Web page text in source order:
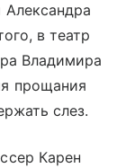
в театр
Владимира
прощания
слез.
Карен